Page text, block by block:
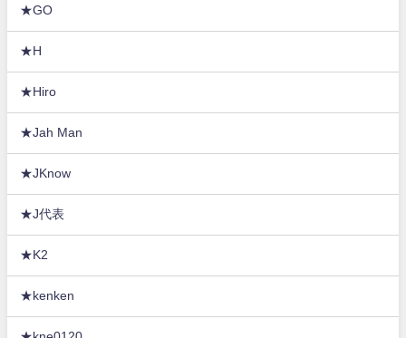
★GO
★H
★Hiro
★Jah Man
★JKnow
★J代表
★K2
★kenken